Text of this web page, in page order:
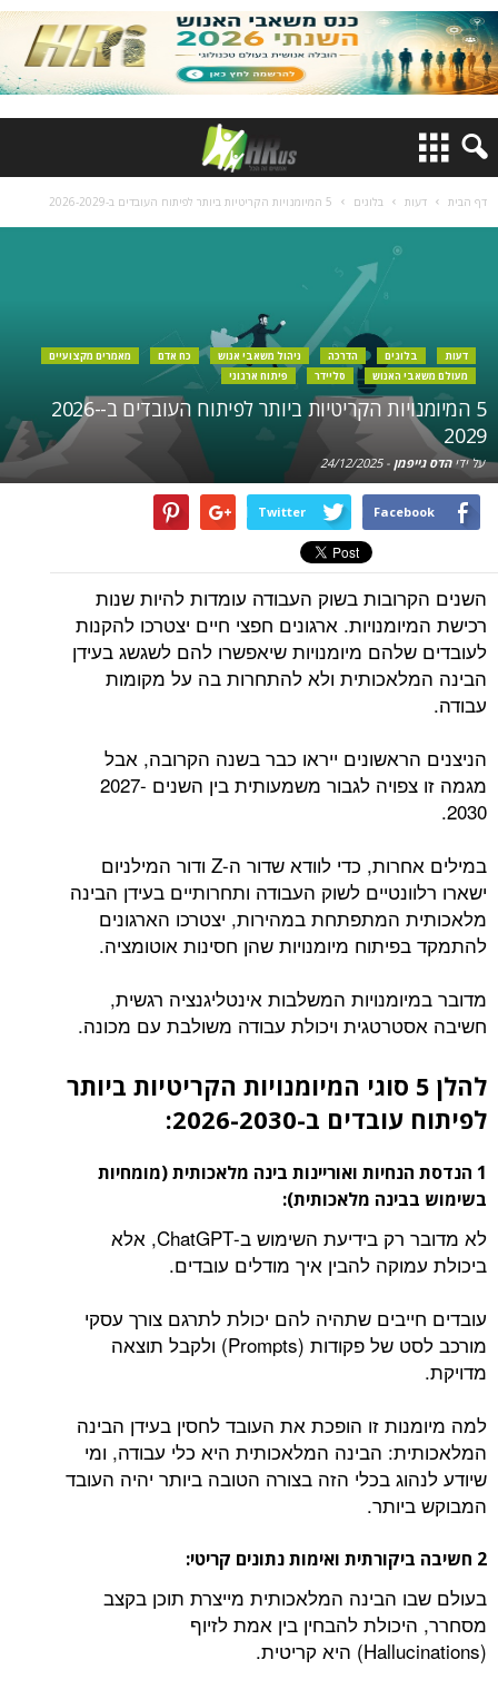
דף הבית דעות בלוגים 5 המיומנויות הקריטיות ביותר לפיתוח העובדים ב-2026-2029
דעות בלוגים הדרכה ניהול משאבי אנוש כח אדם
מאמרים מקצועיים
מעולם משאבי האנוש
סליידר פיתוח ארגוני
5 המיומנויות הקריטיות ביותר לפיתוח העובדים ב-2026-
2029
על ידיהדס גייפמן -
24/12/2025
Facebook
Twitter
השנים הקרובות בשוק העבודה עומדות להיות שנות
רכישת המיומנויות. ארגונים חפצי חיים יצטרכו להקנות
לעובדים שלהם מיומנויות שיאפשרו להם לשגשג בעידן
הבינה המלאכותית ולא להתחרות בה על מקומות
עבודה.
הניצנים הראשונים ייראו כבר בשנה הקרובה, אבל
מגמה זו צפויה לגבור משמעותית בין השנים 2027-
2030.
במילים אחרות, כדי לוודא שדור ה-Z ודור המילניום
ישארו רלוונטיים לשוק העבודה ותחרותיים בעידן הבינה
מלאכותית המתפתחת במהירות, יצטרכו הארגונים
להתמקד בפיתוח מיומנויות שהן חסינות אוטומציה.
מדובר במיומנויות המשלבות אינטליגנציה רגשית,
חשיבה אסטרטגית ויכולת עבודה משולבת עם מכונה.
להלן 5 סוגי המיומנויות הקריטיות ביותר
לפיתוח עובדים ב-2026-2030:
1 הנדסת הנחיות ואוריינות בינה מלאכותית (מומחיות
בשימוש בבינה מלאכותית):
לא מדובר רק בידיעת השימוש ב-ChatGPT, אלא
ביכולת עמוקה להבין איך מודלים עובדים.
עובדים חייבים שתהיה להם יכולת לתרגם צורך עסקי
מורכב לסט של פקודות (Prompts) ולקבל תוצאה
מדויקת.
למה מיומנות זו הופכת את העובד לחסין בעידן הבינה
המלאכותית: הבינה המלאכותית היא כלי עבודה, ומי
שיודע לנהוג בכלי הזה בצורה הטובה ביותר יהיה העובד
המבוקש ביותר.
2 חשיבה ביקורתית ואימות נתונים קריטי:
בעולם שבו הבינה המלאכותית מייצרת תוכן בקצב
מסחרר, היכולת להבחין בין אמת לזיוף
(Hallucinations) היא קריטית.